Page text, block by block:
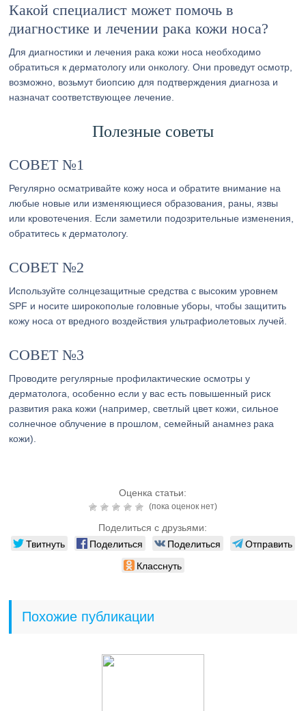
Какой специалист может помочь в
диагностике и лечении рака кожи носа?
Для диагностики и лечения рака кожи носа необходимо
обратиться к дерматологу или онкологу. Они проведут осмотр,
возможно, возьмут биопсию для подтверждения диагноза и
назначат соответствующее лечение.
Полезные советы
СОВЕТ №1
Регулярно осматривайте кожу носа и обратите внимание на
любые новые или изменяющиеся образования, раны, язвы
или кровотечения. Если заметили подозрительные изменения,
обратитесь к дерматологу.
СОВЕТ №2
Используйте солнцезащитные средства с высоким уровнем
SPF и носите широкополые головные уборы, чтобы защитить
кожу носа от вредного воздействия ультрафиолетовых лучей.
СОВЕТ №3
Проводите регулярные профилактические осмотры у
дерматолога, особенно если у вас есть повышенный риск
развития рака кожи (например, светлый цвет кожи, сильное
солнечное облучение в прошлом, семейный анамнез рака
кожи).
Оценка статьи:
(пока оценок нет)
Поделиться с друзьями:
Твитнуть Поделиться Поделиться
Отправить
Класснуть
Похожие публикации